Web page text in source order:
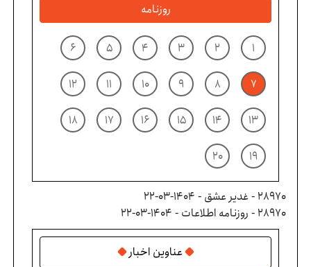
روزنامه
۱ ۲ ۳ ۴ ۵ ۶
۷ ۸ ۹ ۱۰ ۱۱ ۱۲
۱۳ ۱۴ ۱۵ ۱۶ ۱۷ ۱۸
۱۹ ۲۰
28970 - غدیر عشق - ۱۴۰۴-۰۳-۲۲
28970 - روزنامه اطلاعات - ۱۴۰۴-۰۳-۲۲
عناوین اخبار